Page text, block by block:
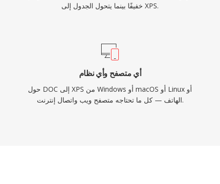
خفيفًا بينما يتحول الجدول إلى XPS.
أي متصفح وأي نظام
حول DOC إلى XPS من Windows أو macOS أو Linux أو
الهاتف — كل ما تحتاجه متصفح ويب واتصال إنترنت.